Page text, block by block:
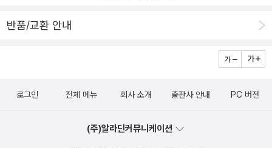
반품/교환 안내
로그인 전체 메뉴 회사 소개 출판사 안내 PC 버전
(주)알라딘커뮤니케이션